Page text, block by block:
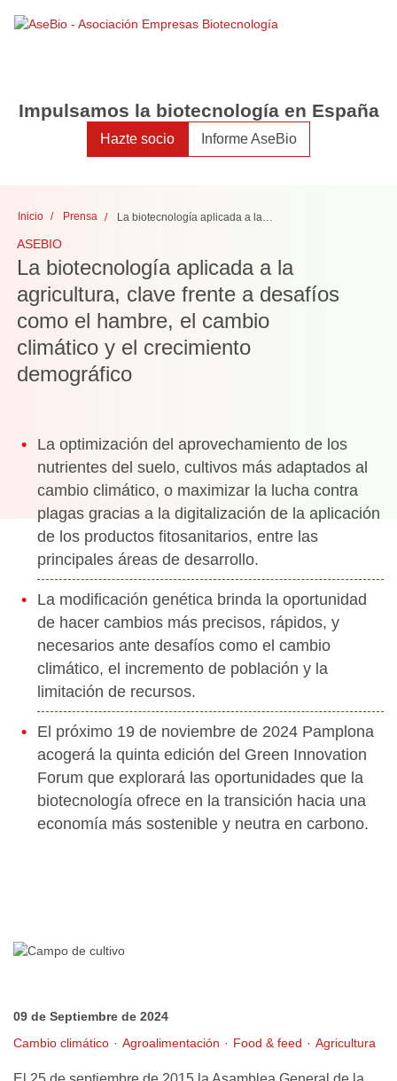
Impulsamos la biotecnología en España
Hazte socio Informe AseBio
Inicio Prensa La biotecnología aplicada a la agricultura, clave frente a desafíos como el hambre, el cambio climático y el crecimiento demográfico
La biotecnología aplicada a la
agricultura, clave frente a desafíos
como el hambre, el cambio
climático y el crecimiento
demográfico
La optimización del aprovechamiento de los
nutrientes del suelo, cultivos más adaptados al
cambio climático, o maximizar la lucha contra
plagas gracias a la digitalización de la aplicación
de los productos fitosanitarios, entre las
principales áreas de desarrollo.
La modificación genética brinda la oportunidad
de hacer cambios más precisos, rápidos, y
necesarios ante desafíos como el cambio
climático, el incremento de población y la
limitación de recursos.
El próximo 19 de noviembre de 2024 Pamplona
acogerá la quinta edición del Green Innovation
Forum que explorará las oportunidades que la
biotecnología ofrece en la transición hacia una
economía más sostenible y neutra en carbono.
ASEBIO
09 de Septiembre de 2024
Cambio climático
Agroalimentación Food & feed Agricultura